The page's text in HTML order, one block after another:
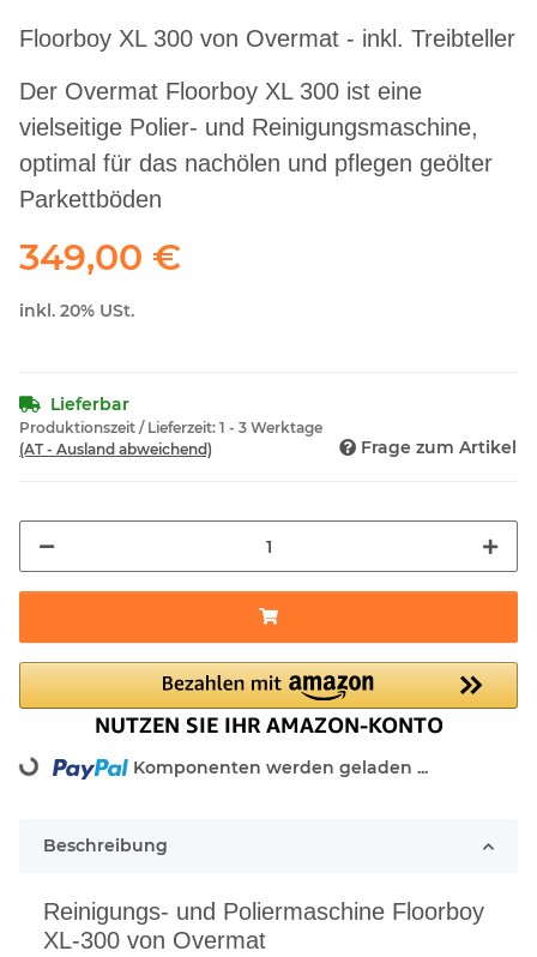
Floorboy XL 300 von Overmat - inkl. Treibteller
Der Overmat Floorboy XL 300 ist eine
vielseitige Polier- und Reinigungsmaschine,
optimal für das nachölen und pflegen geölter
Parkettböden
349,00 €
inkl. 20% USt.
Lieferbar
Produktionszeit / Lieferzeit: 1 - 3 Werktage
(AT - Ausland abweichend)
Frage zum Artikel
Loading... Komponenten werden geladen ...
Beschreibung
Reinigungs- und Poliermaschine Floorboy
XL-300 von Overmat